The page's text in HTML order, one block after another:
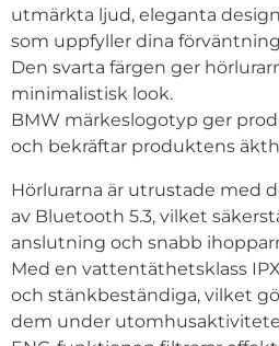
utmärkta ljud, eleganta
som uppfyller dina
Den svarta färgen ger
minimalistisk look.
BMW märkeslogotyp ger
och bekräftar produktens
Hörlurarna är utrustade med
av Bluetooth 5.3, vilket
anslutning och snabb
Med en vattentäthetsklass
och stänkbeständiga, vilket
dem under